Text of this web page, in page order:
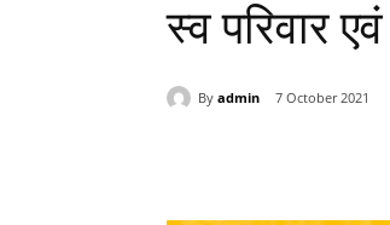
स्व परिवार
By admin 7 October 2021